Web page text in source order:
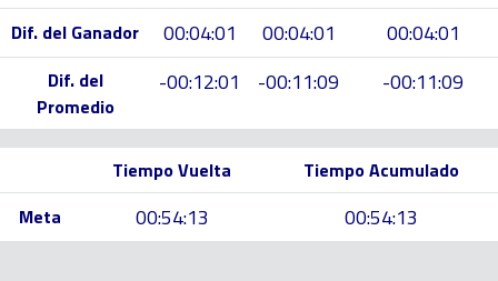
Dif. del Ganador 00:04:01 00:04:01 00:04:01
Dif. del
Promedio
-00:12:01 -00:11:09 -00:11:09
Tiempo Vuelta
Tiempo Acumulado
Meta
00:54:13 00:54:13